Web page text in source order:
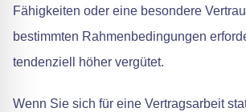
Fähigkeiten oder eine besondere
bestimmten Rahmenbedingungen
tendenziell höher vergütet.
Wenn Sie sich für eine Vertragsarbeit